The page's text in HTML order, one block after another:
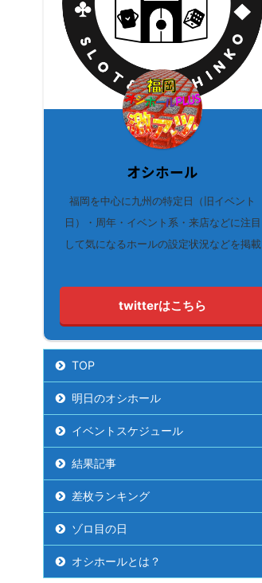
オシホール
福岡を中心に九州の特定日（旧イベント
日）・周年・イベント系・来店などに注目
して気になるホールの設定状況などを掲載
twitterはこちら
TOP
明日のオシホール
イベントスケジュール
結果記事
差枚ランキング
ゾロ目の日
オシホールとは？